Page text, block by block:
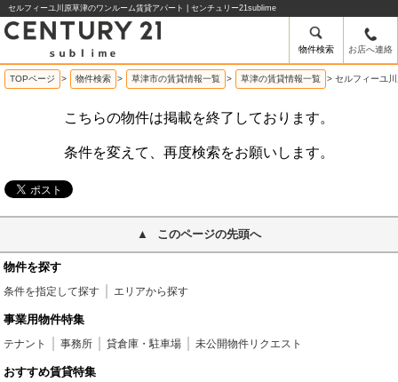
セルフィーユ川原草津のワンルーム賃貸アパート | センチュリー21sublime
物件検索 お店へ連絡
TOPページ > 物件検索 > 草津市の賃貸情報一覧 > 草津の賃貸情報一覧 > セルフィーユ
こちらの物件は掲載を終了しております。
条件を変えて、再度検索をお願いします。
このページの先頭へ
物件を探す
条件を指定して探す エリアから探す
事業用物件特集
テナント 事務所 貸倉庫・駐車場 未公開物件リクエスト
おすすめ賃貸特集